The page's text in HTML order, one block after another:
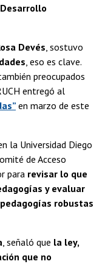
Devés , sostuvo
, eso es clave.
preocupados
entregó al
en marzo de este
la Universidad Diego
de Acceso
para revisar lo que
y evaluar
robustas
, señaló que la ley,
que no